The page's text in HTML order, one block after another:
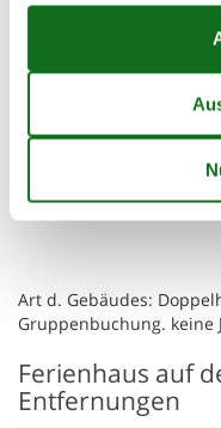
- Wassersport: 800 m
- Reitmöglichkeit: 500 m
- Anglerfreundlich
Art d. Gebäudes:
Gruppenbuchung. keine
Ferienhaus auf
Entfernungen